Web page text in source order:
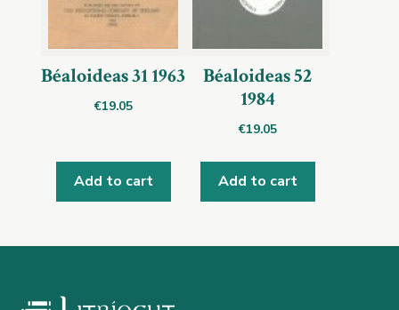
Béaloideas 31 1963
€19.05
Add to cart
Béaloideas 52
1984
€19.05
Add to cart